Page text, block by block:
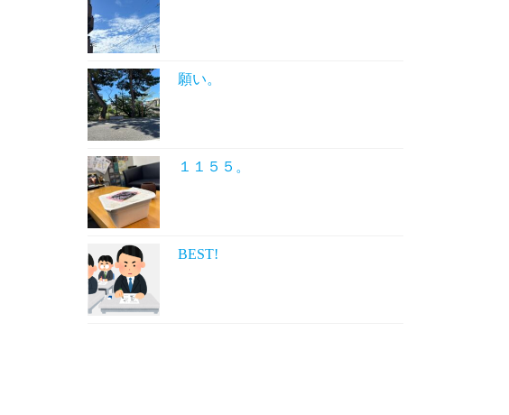
願い。
１１５５。
BEST!